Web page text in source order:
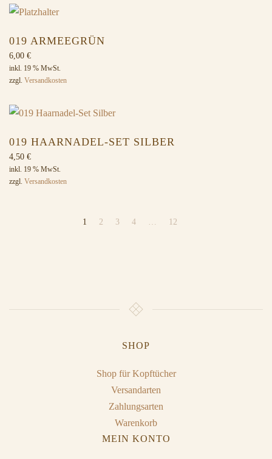
019 ARMEEGRÜN
6,00 €
inkl. 19 % MwSt.
zzgl. Versandkosten
019 HAARNADEL-SET SILBER
4,50 €
inkl. 19 % MwSt.
zzgl. Versandkosten
1 2 3 4 … 12
SHOP
Shop für Kopftücher
Versandarten
Zahlungsarten
Warenkorb
MEIN KONTO